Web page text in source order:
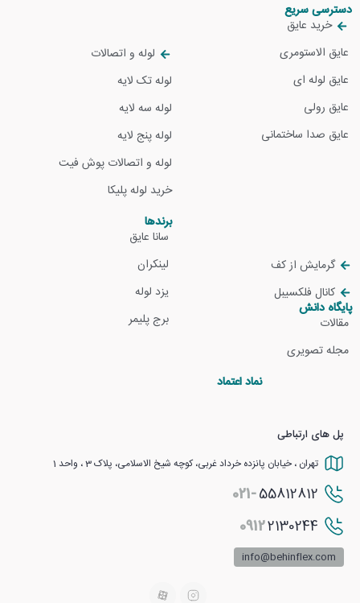
دسترسی سریع
خرید عایق
عایق الاستومری
عایق لوله ای
عایق رولی
عایق صدا ساختمانی
لوله و اتصالات
لوله تک لایه
لوله سه لایه
لوله پنج لایه
لوله و اتصالات پوش فیت
خرید لوله پلیکا
گرمایش از کف
کانال فلکسیبل
پایگاه دانش
مقالات
مجله تصویری
برندها
سانا عایق
لینکران
یزد لوله
برج پلیمر
نماد اعتماد
پل های ارتباطی
تهران ، خیابان پانزده خرداد غربی، کوچه شیخ الاسلامی، پلاک 3 ، واحد 1
021-55812812
09122130244
info@behinflex.com